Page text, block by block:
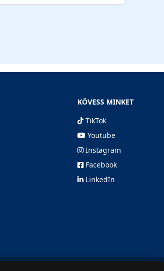
KÖVESS MINKET
TikTok
Youtube
Instagram
Facebook
LinkedIn